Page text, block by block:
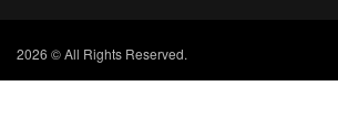
2026 © All Rights Reserved.